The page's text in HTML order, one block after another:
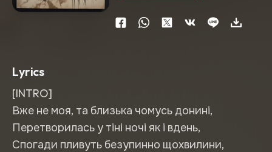
Lyrics
[INTRO]
Вже не моя, та близька чомусь донині,
Перетворилась у тіні ночі як і вдень,
Спогади пливуть безупинно щохвилини,